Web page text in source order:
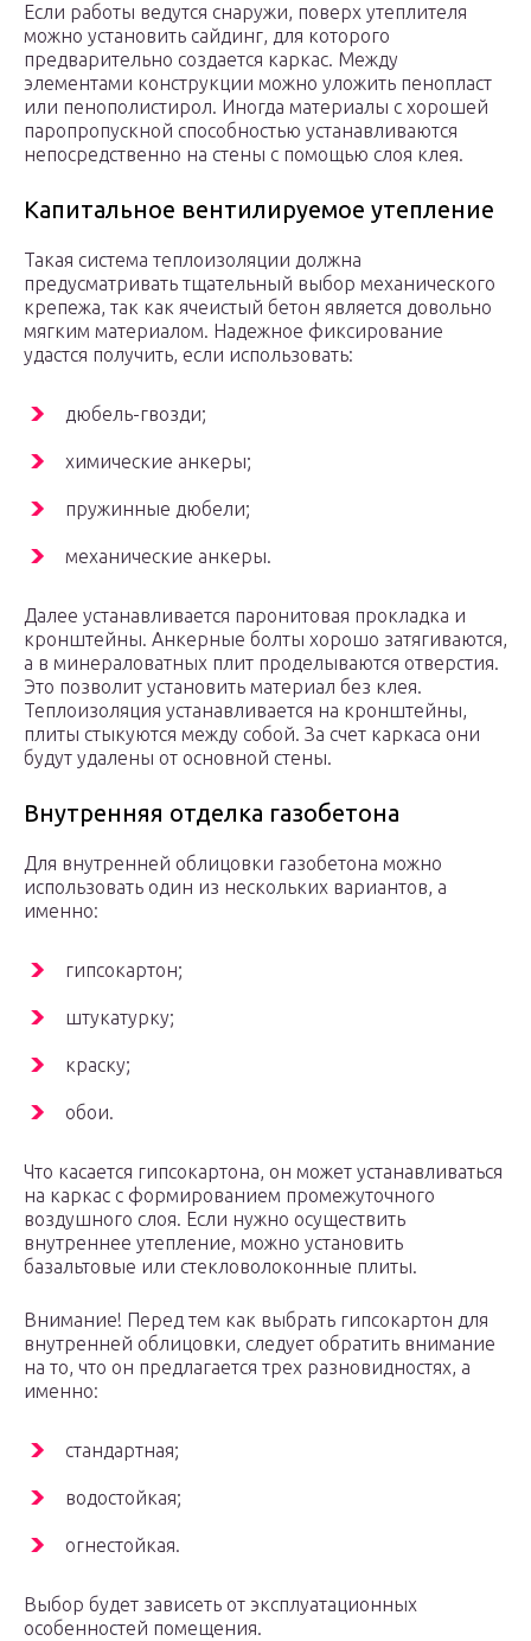
Если работы ведутся снаружи, поверх утеплителя
можно установить сайдинг, для которого
предварительно создается каркас. Между
элементами конструкции можно уложить пенопласт
или пенополистирол. Иногда материалы с хорошей
паропропускной способностью устанавливаются
непосредственно на стены с помощью слоя клея.
Капитальное вентилируемое утепление
Такая система теплоизоляции должна
предусматривать тщательный выбор механического
крепежа, так как ячеистый бетон является довольно
мягким материалом. Надежное фиксирование
удастся получить, если использовать:
дюбель-гвозди;
химические анкеры;
пружинные дюбели;
механические анкеры.
Далее устанавливается паронитовая прокладка и
кронштейны. Анкерные болты хорошо затягиваются,
а в минераловатных плит проделываются отверстия.
Это позволит установить материал без клея.
Теплоизоляция устанавливается на кронштейны,
плиты стыкуются между собой. За счет каркаса они
будут удалены от основной стены.
Внутренняя отделка газобетона
Для внутренней облицовки газобетона можно
использовать один из нескольких вариантов, а
именно:
гипсокартон;
штукатурку;
краску;
обои.
Что касается гипсокартона, он может устанавливаться
на каркас с формированием промежуточного
воздушного слоя. Если нужно осуществить
внутреннее утепление, можно установить
базальтовые или стекловолоконные плиты.
Внимание! Перед тем как выбрать гипсокартон для
внутренней облицовки, следует обратить внимание
на то, что он предлагается трех разновидностях, а
именно:
стандартная;
водостойкая;
огнестойкая.
Выбор будет зависеть от эксплуатационных
особенностей помещения.